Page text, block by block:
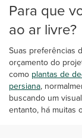
Para que
ao ar livre?
Suas preferências
orçamento do
como plantas de
persiana,
buscando um
entanto, há muitas